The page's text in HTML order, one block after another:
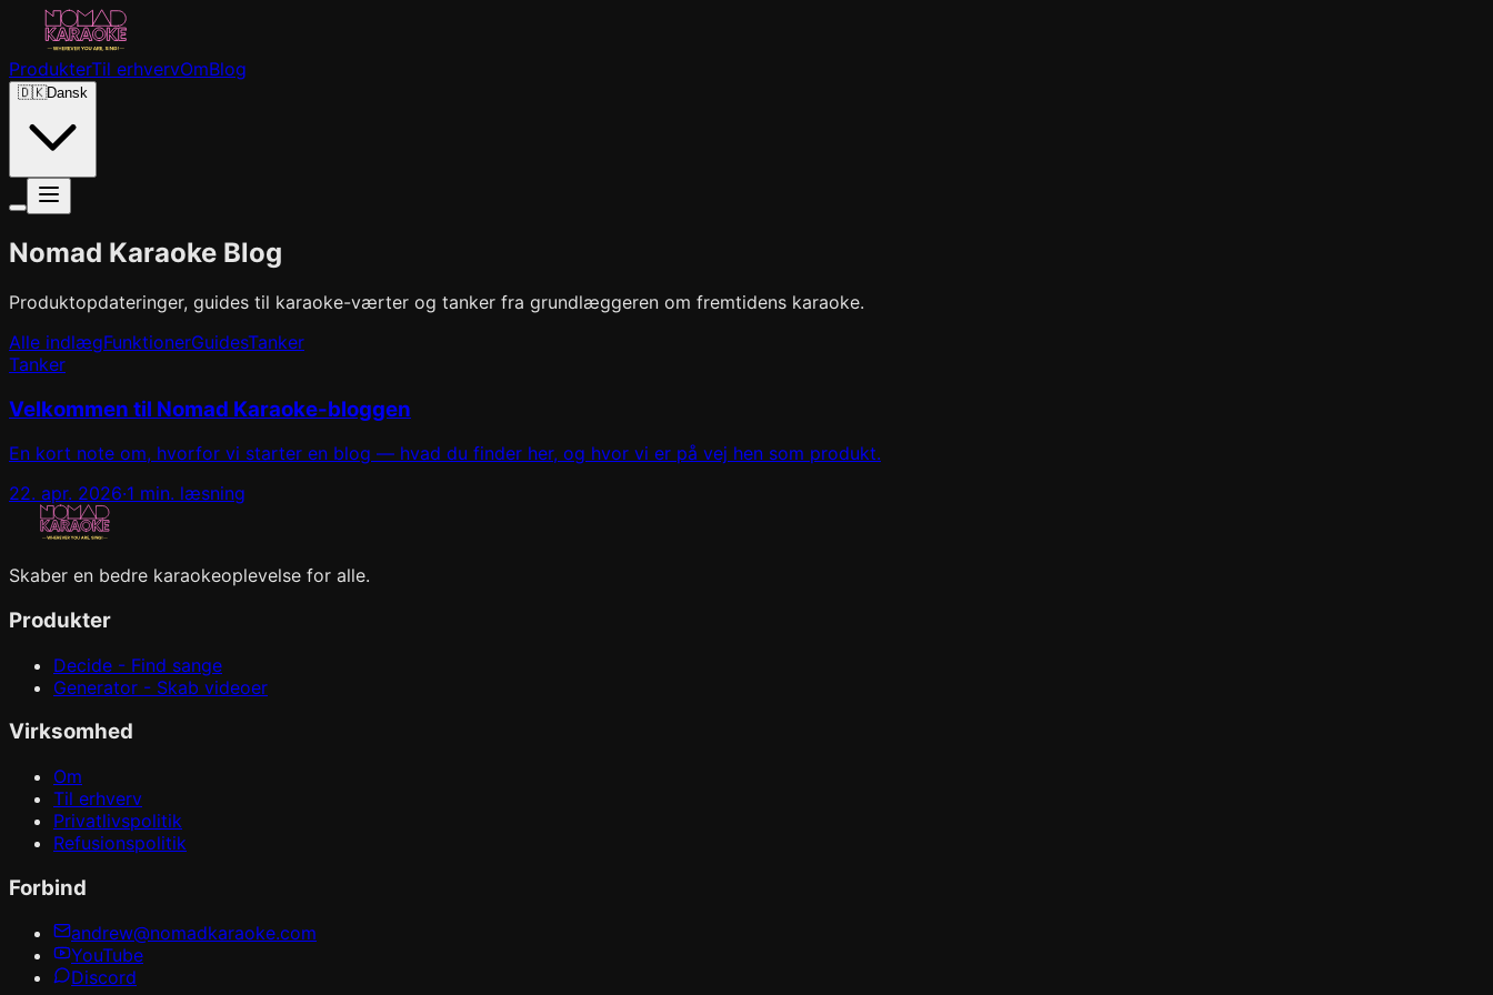
ProdukterTil erhvervOmBlog
🇩🇰Dansk
Nomad Karaoke Blog
Produktopdateringer, guides til karaoke-værter og tanker fra grundlæggeren om fremtidens karaoke.
Alle indlægFunktionerGuidesTanker
Tanker
Velkommen til Nomad Karaoke-bloggen
En kort note om, hvorfor vi starter en blog — hvad du finder her, og hvor vi er på vej hen som produkt.
22. apr. 2026·1 min. læsning
Skaber en bedre karaokeoplevelse for alle.
Produkter
Decide - Find sange
Generator - Skab videoer
Virksomhed
Om
Til erhverv
Privatlivspolitik
Refusionspolitik
Forbind
andrew@nomadkaraoke.com
YouTube
Discord